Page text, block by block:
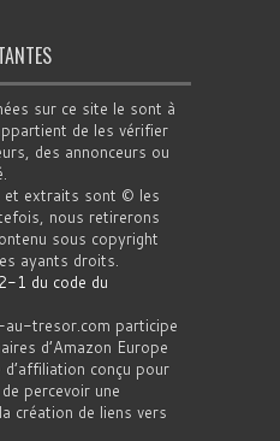
sur ce site le sont à
de les vérifier
des annonceurs ou
et extraits sont © les
nous retirerons
sous copyright
ayants droits.
1 du code du
tresor.com participe
d’Amazon Europe
conçu pour
percevoir une
création de liens vers